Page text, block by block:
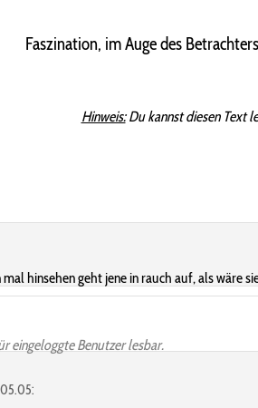
Faszination, im Auge des
Hinweis:Du kannst diesen Text
hinsehen geht jene in rauch auf, als wäre
eingeloggte Benutzer lesbar.